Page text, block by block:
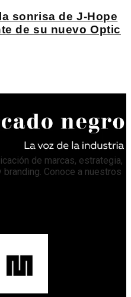
sonrisa de J-Hope
de su nuevo Optic
de marcas, estrategia,
Conoce a nuestros